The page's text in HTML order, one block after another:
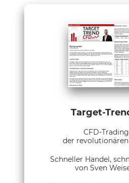
Target-
CFD-
der
Schneller Handel,
von Sven